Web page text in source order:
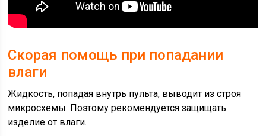
Скорая помощь при попадании
влаги
Жидкость, попадая внутрь пульта, выводит из строя
микросхемы. Поэтому рекомендуется защищать
изделие от влаги.